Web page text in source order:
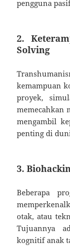
pengguna
2.
Solving
kemampuan
proyek,
memecahkan
mengambil
penting di
3.
Beberapa
otak, atau
Tujuannya
kognitif anak